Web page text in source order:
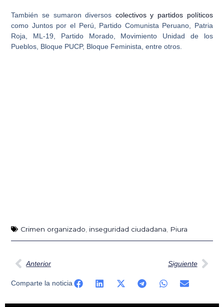
También se sumaron diversos colectivos y partidos políticos
como Juntos por el Perú, Partido Comunista Peruano, Patria
Roja, ML-19, Partido Morado, Movimiento Unidad de los
Pueblos, Bloque PUCP, Bloque Feminista, entre otros.
Crimen organizado inseguridad ciudadana Piura
Ant
Anterior Siguiente
Comparte la noticia